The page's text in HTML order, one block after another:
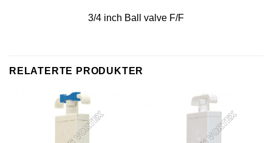
3/4 inch Ball valve F/F
RELATERTE PRODUKTER